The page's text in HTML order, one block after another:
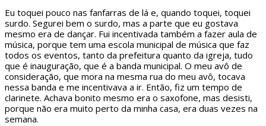
Eu toquei pouco nas fanfarras de lá e, quando toquei, toquei
surdo. Segurei bem o surdo, mas a parte que eu gostava
mesmo era de dançar. Fui incentivada também a fazer aula de
música, porque tem uma escola municipal de música que faz
todos os eventos, tanto da prefeitura quanto da igreja, tudo
que é inauguração, que é a banda municipal. O meu avô de
consideração, que mora na mesma rua do meu avô, tocava
nessa banda e me incentivava a ir. Então, fiz um tempo de
clarinete. Achava bonito mesmo era o saxofone, mas desisti,
porque não era muito perto da minha casa, era duas vezes na
semana.